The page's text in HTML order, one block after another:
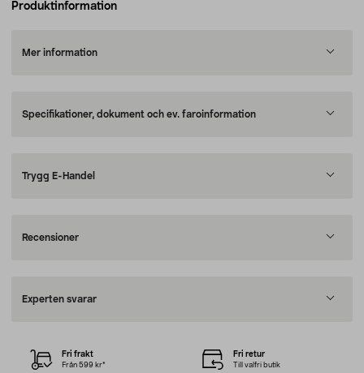
Produktinformation
Mer information
Specifikationer, dokument och ev. faroinformation
Trygg E-Handel
Recensioner
Experten svarar
Fri frakt
Från 599 kr*
Fri retur
Till valfri butik